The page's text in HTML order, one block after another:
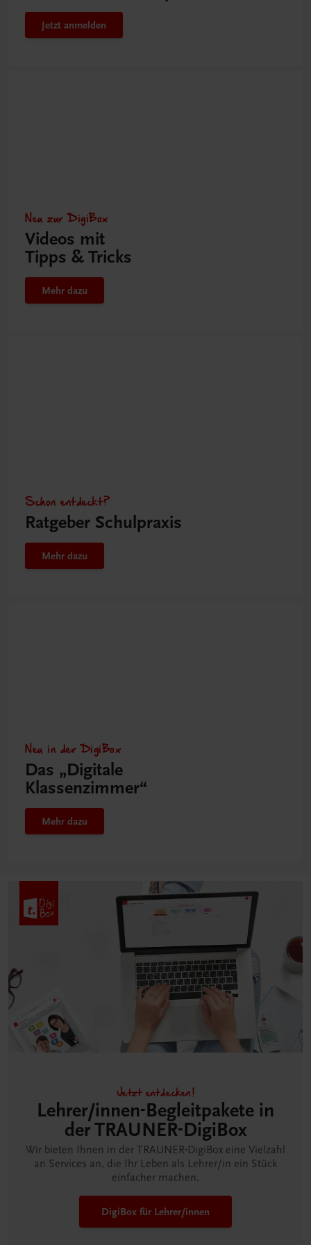
Jetzt anmelden
Neu zur DigiBox
Videos mit
Tipps & Tricks
Mehr dazu
Schon entdeckt?
Ratgeber Schulpraxis
Mehr dazu
Neu in der DigiBox
Das „Digitale
Klassenzimmer“
Mehr dazu
Jetzt entdecken!
Lehrer/innen-Begleitpakete in
der TRAUNER-DigiBox
Wir bieten Ihnen in der TRAUNER-DigiBox eine Vielzahl
an Services an, die Ihr Leben als Lehrer/in ein Stück
einfacher machen.
DigiBox für Lehrer/innen